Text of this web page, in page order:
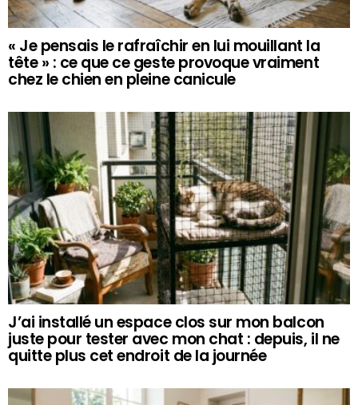
« Je pensais le rafraîchir en lui mouillant la
tête » : ce que ce geste provoque vraiment
chez le chien en pleine canicule
J’ai installé un espace clos sur mon balcon
juste pour tester avec mon chat : depuis, il ne
quitte plus cet endroit de la journée